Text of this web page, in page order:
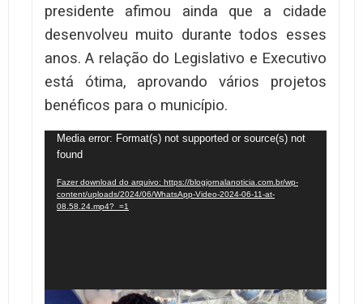
presidente afimou ainda que a cidade
desenvolveu muito durante todos esses
anos. A relação do Legislativo e Executivo
está ótima, aprovando vários projetos
benéficos para o município.
Tocador
de
vídeo
Media error: Format(s) not supported or source(s) not
found
Fazer download do arquivo: https://blogjornalanoticia.com.br/wp-
content/uploads/2024/06/WhatsApp-Video-2024-06-11-at-
08.58.24.mp4?_=1